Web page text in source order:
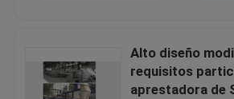
Alto diseño
requisitos
aprestadora de